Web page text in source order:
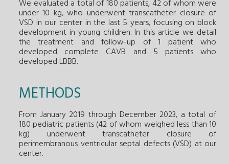
We evaluated a total of 180 patients, 42 of whom were
under 10 kg, who underwent transcatheter closure of
VSD in our center in the last 5 years, focusing on block
development in young children. In this article we detail
the treatment and follow-up of 1 patient who
developed complete CAVB and 5 patients who
developed LBBB.
METHODS
From January 2019 through December 2023, a total of
180 pediatric patients (42 of whom weighed less than 10
kg) underwent transcatheter closure of
perimembranous ventricular septal defects (VSD) at our
center.